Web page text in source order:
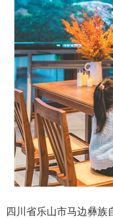
四川省乐山市马边彝族